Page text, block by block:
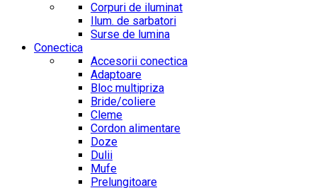
Corpuri de iluminat
Ilum. de sarbatori
Surse de lumina
Conectica
Accesorii conectica
Adaptoare
Bloc multipriza
Bride/coliere
Cleme
Cordon alimentare
Doze
Dulii
Mufe
Prelungitoare